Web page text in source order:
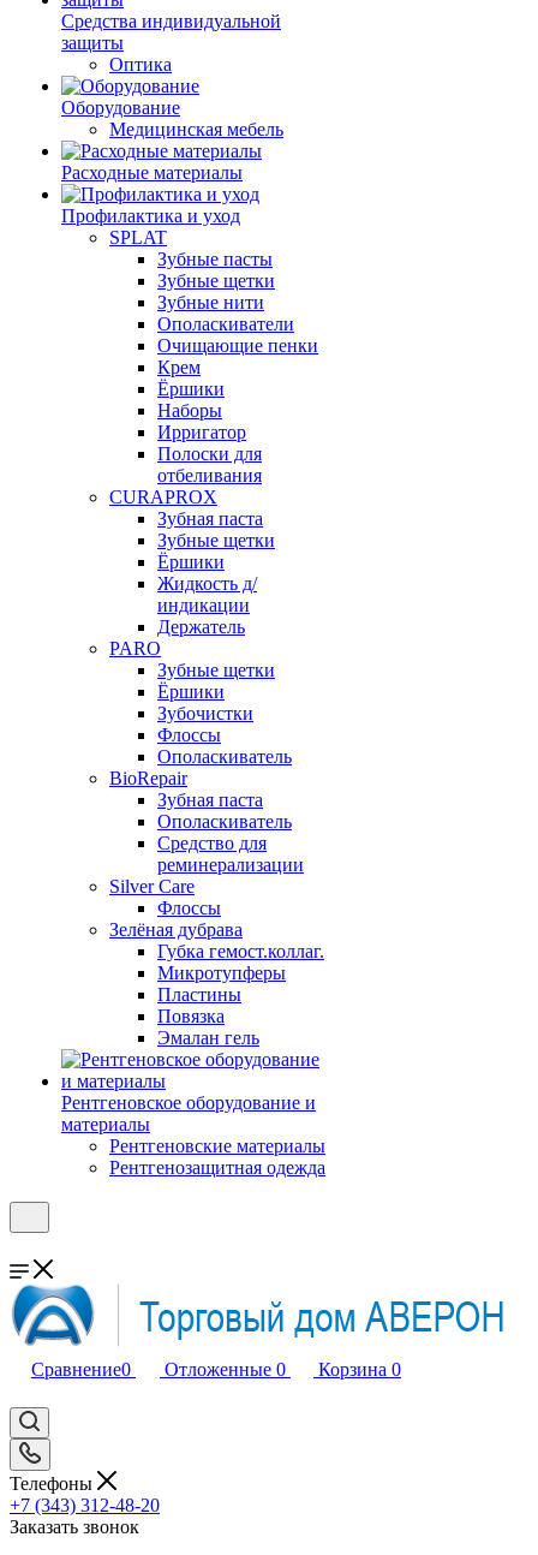
Средства индивидуальной
защиты
Оптика
Оборудование
Медицинская мебель
Расходные материалы
Профилактика и уход
SPLAT
Зубные пасты
Зубные щетки
Зубные нити
Ополаскиватели
Очищающие пенки
Крем
Ёршики
Наборы
Ирригатор
Полоски для
отбеливания
CURAPROX
Зубная паста
Зубные щетки
Ёршики
Жидкость д/
индикации
Держатель
PARO
Зубные щетки
Ёршики
Зубочистки
Флоссы
Ополаскиватель
BioRepair
Зубная паста
Ополаскиватель
Средство для
реминерализации
Silver Care
Флоссы
Зелёная дубрава
Губка гемост.коллаг.
Микротупферы
Пластины
Повязка
Эмалан гель
Рентгеновское оборудование и
материалы
Рентгеновские материалы
Рентгенозащитная одежда
Сравнение0 Отложенные 0 Корзина 0
Телефоны
+7 (343) 312-48-20
Заказать звонок